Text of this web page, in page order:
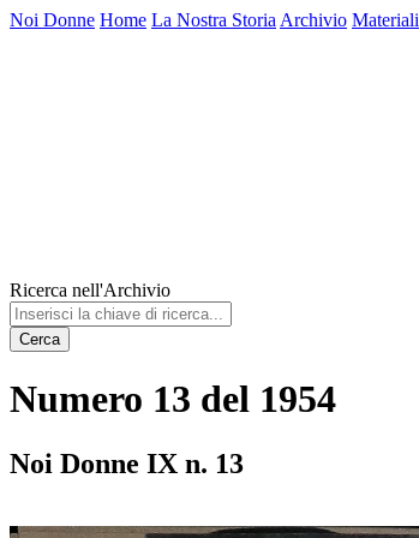
Noi Donne Home La Nostra Storia Archivio Materiali
Ricerca nell'Archivio
Cerca
Numero 13 del 1954
Noi Donne IX n. 13